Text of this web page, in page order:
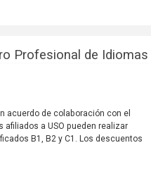
Profesional de Idiomas
acuerdo de colaboración con el
afiliados a USO pueden realizar
B1, B2 y C1. Los descuentos